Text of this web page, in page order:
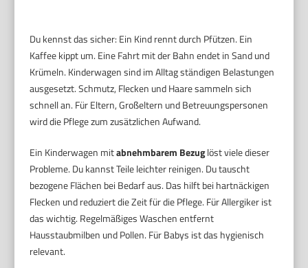
Du kennst das sicher: Ein Kind rennt durch Pfützen. Ein
Kaffee kippt um. Eine Fahrt mit der Bahn endet in Sand und
Krümeln. Kinderwagen sind im Alltag ständigen Belastungen
ausgesetzt. Schmutz, Flecken und Haare sammeln sich
schnell an. Für Eltern, Großeltern und Betreuungspersonen
wird die Pflege zum zusätzlichen Aufwand.
Ein Kinderwagen mitabnehmbarem Bezuglöst viele dieser
Probleme. Du kannst Teile leichter reinigen. Du tauscht
bezogene Flächen bei Bedarf aus. Das hilft bei hartnäckigen
Flecken und reduziert die Zeit für die Pflege. Für Allergiker ist
das wichtig. Regelmäßiges Waschen entfernt
Hausstaubmilben und Pollen. Für Babys ist das hygienisch
relevant.